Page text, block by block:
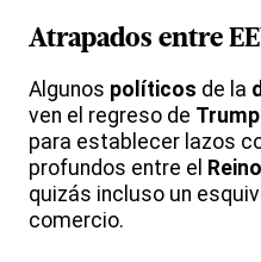
Atrapados entre
Algunos políticos de la
ven el regreso de Trump
para establecer lazos
profundos entre el
quizás incluso un
comercio.